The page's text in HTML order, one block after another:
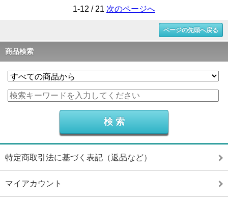
1-12 / 21 次のページへ
ページの先頭へ戻る
商品検索
特定商取引法に基づく表記（返品など）
マイアカウント